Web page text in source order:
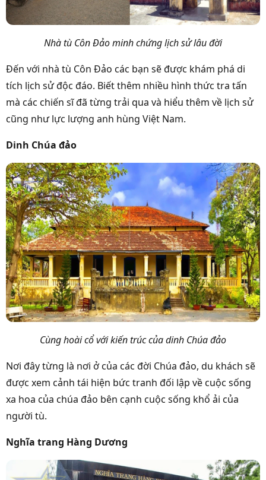
Nhà tù Côn Đảo minh chứng lịch sử lâu đời
Đến với nhà tù Côn Đảo các bạn sẽ được khám phá di
tích lịch sử độc đáo. Biết thêm nhiều hình thức tra tấn
mà các chiến sĩ đã từng trải qua và hiểu thêm về lịch sử
cũng như lực lượng anh hùng Việt Nam.
Dinh Chúa đảo
Cùng hoài cổ với kiến trúc của dinh Chúa đảo
Nơi đây từng là nơi ở của các đời Chúa đảo, du khách sẽ
được xem cảnh tái hiện bức tranh đối lập về cuộc sống
xa hoa của chúa đảo bên cạnh cuộc sống khổ ải của
người tù.
Nghĩa trang Hàng Dương